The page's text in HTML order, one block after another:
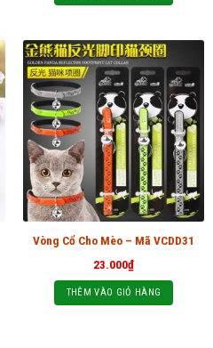
Vòng Cổ Cho Mèo – Mã VCDD31
23.000₫
THÊM VÀO GIỎ HÀNG